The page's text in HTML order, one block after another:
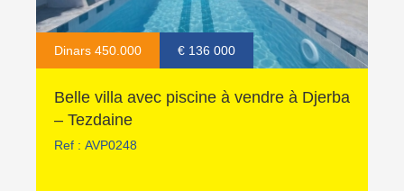
Dinars 450.000 € 136 000
Belle villa avec piscine à vendre à Djerba
– Tezdaine
Ref : AVP0248